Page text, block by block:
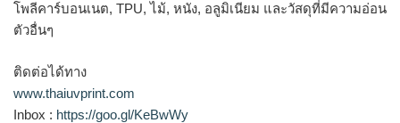
โพลีคาร์บอนเนต, TPU, ไม้, หนัง, อลูมิเนียม และวัสดุที่มีความอ่อน
ตัวอื่นๆ
ติดต่อได้ทาง
www.thaiuvprint.com
Inbox : https://goo.gl/KeBwWy